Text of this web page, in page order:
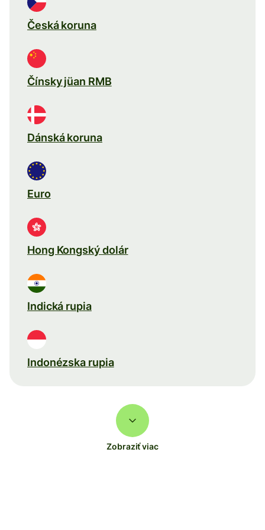
Česká koruna
Čínsky jüan RMB
Dánská koruna
Euro
Hong Kongský dolár
Indická rupia
Indonézska rupia
Zobraziť viac